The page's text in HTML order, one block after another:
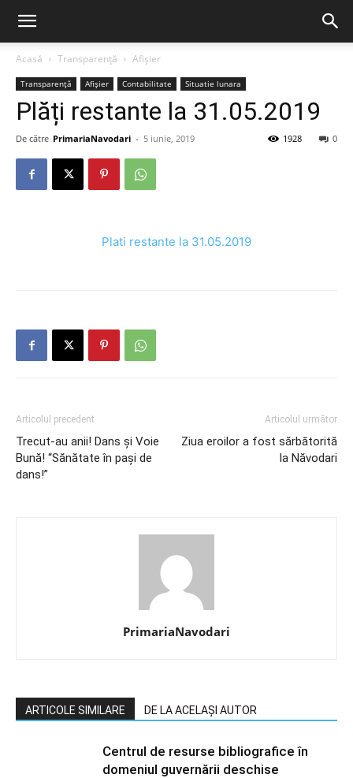
Acasă Transparență Afișier
Transparență Afișier Contabilitate Situatie lunara
Plăți restante la 31.05.2019
De către PrimariaNavodari - 5 iunie, 2019 0
1928
Plati restante la 31.05.2019
Articolul precedent
Trecut-au anii! Dans și Voie
Bună! “Sănătate în pași de
dans!”
Articolul următor
Ziua eroilor a fost sărbătorită
la Năvodari
PrimariaNavodari
ARTICOLE SIMILARE DE LA ACELAȘI AUTOR
Centrul de resurse bibliografice în
domeniul guvernării deschise